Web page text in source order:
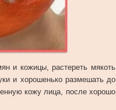
и кожицы, растереть мякоть
и хорошенько размешать до
кожу лица, после хорошо